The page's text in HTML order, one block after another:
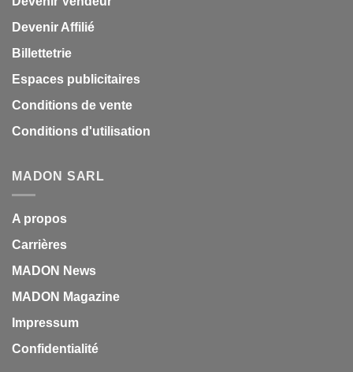
Devenir Affilié
Billettetrie
Espaces publicitaires
Conditions de vente
Conditions d'utilisation
MADON SARL
A propos
Carrières
MADON News
MADON Magazine
Impressum
Confidentialité